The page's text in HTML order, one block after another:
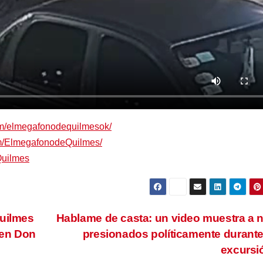
elmegafonodequilmesok/
ElmegafonodeQuilmes/
Hablame de casta: un video muestra a
presionados políticamente
Don